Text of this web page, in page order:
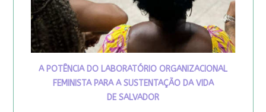
A POTÊNCIA DO LABORATÓRIO ORGANIZACIONAL
FEMINISTA PARA A SUSTENTAÇÃO DA VIDA
DE SALVADOR